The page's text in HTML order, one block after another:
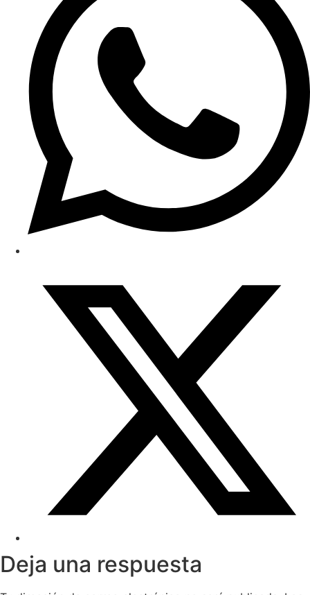
Deja una respuesta